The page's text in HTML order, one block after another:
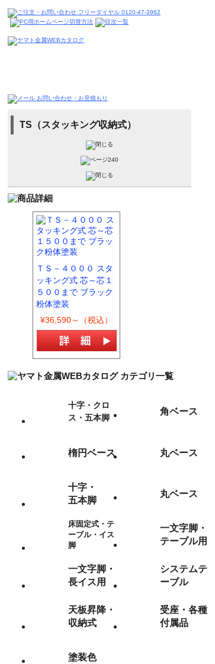
TS（スタッキング収納式）
ＴＳ－４０００ スタ
ッキング式 芯～芯１
５００まで ブラック
粉体塗装
¥36,590～（税込）
十字・クロ
ス・五本脚
角ベース
楕円ベース 丸ベース
十字・
五本脚
丸ベース
床固定式・テ
ーブル・イス
脚
一文字脚・
テーブル用
一文字脚・
長イス用
システムテ
ーブル
天板昇降・
収納式
受座・各種
付属品
塗装色